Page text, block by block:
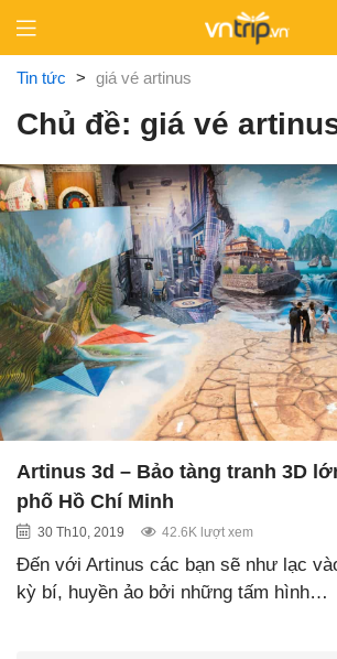
content
Tin tức > giá vé artinus
Chủ đề: giá vé
Artinus 3d – Bảo tàng tranh 3D
phố Hồ Chí Minh
30 Th10, 2019 42.6K lượt xem
Đến với Artinus các bạn sẽ như lạc
kỳ bí, huyền ảo bởi những tấm hình…